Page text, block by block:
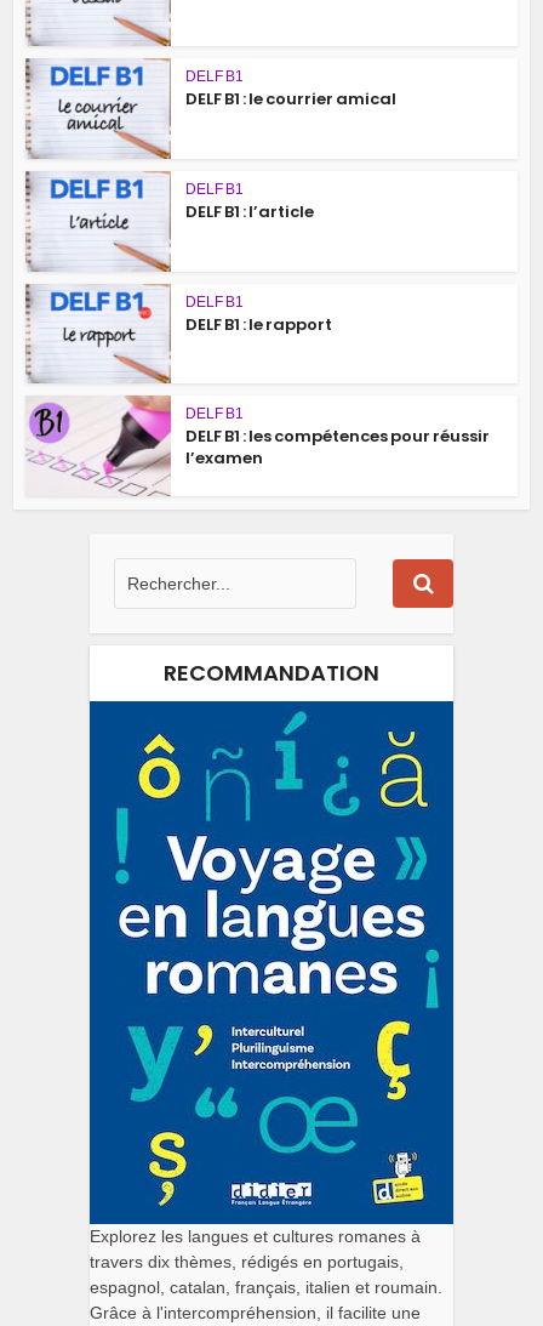
DELF B1
DELF B1 : le courrier amical
DELF B1
DELF B1 : l’article
DELF B1
DELF B1 : le rapport
DELF B1
DELF B1 : les compétences pour réussir
l’examen
RECOMMANDATION
Explorez les langues et cultures romanes à
travers dix thèmes, rédigés en portugais,
espagnol, catalan, français, italien et roumain.
Grâce à l'intercompréhension, il facilite une